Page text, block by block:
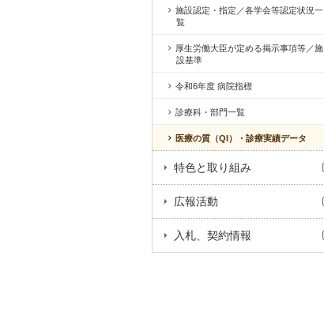
施設認定・指定／各学会等認定状況一
覧
厚生労働大臣が定める掲示事項等／施
設基準
令和6年度 病院指標
診療科・部門一覧
医療の質（QI）・診療実績データ
特色と取り組み
広報活動
入札、契約情報